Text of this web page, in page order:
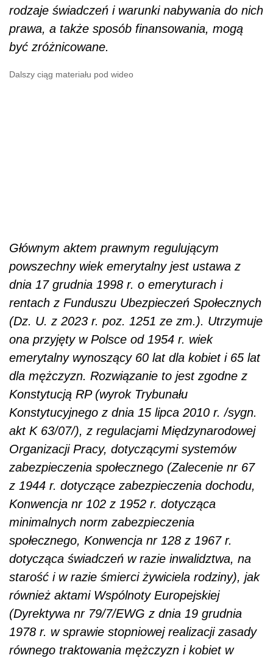
rodzaje świadczeń i warunki nabywania do nich
prawa, a także sposób finansowania, mogą
być zróżnicowane.
Dalszy ciąg materiału pod wideo
Głównym aktem prawnym regulującym
powszechny wiek emerytalny jest ustawa z
dnia 17 grudnia 1998 r. o emeryturach i
rentach z Funduszu Ubezpieczeń Społecznych
(Dz. U. z 2023 r. poz. 1251 ze zm.). Utrzymuje
ona przyjęty w Polsce od 1954 r. wiek
emerytalny wynoszący 60 lat dla kobiet i 65 lat
dla mężczyzn. Rozwiązanie to jest zgodne z
Konstytucją RP (wyrok Trybunału
Konstytucyjnego z dnia 15 lipca 2010 r. /sygn.
akt K 63/07/), z regulacjami Międzynarodowej
Organizacji Pracy, dotyczącymi systemów
zabezpieczenia społecznego (Zalecenie nr 67
z 1944 r. dotyczące zabezpieczenia dochodu,
Konwencja nr 102 z 1952 r. dotycząca
minimalnych norm zabezpieczenia
społecznego, Konwencja nr 128 z 1967 r.
dotycząca świadczeń w razie inwalidztwa, na
starość i w razie śmierci żywiciela rodziny), jak
również aktami Wspólnoty Europejskiej
(Dyrektywa nr 79/7/EWG z dnia 19 grudnia
1978 r. w sprawie stopniowej realizacji zasady
równego traktowania mężczyzn i kobiet w